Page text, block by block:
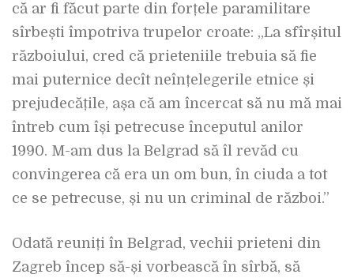
că ar fi făcut parte din forțele paramilitare
sîrbești împotriva trupelor croate: „La sfîrșitul
războiului, cred că prieteniile trebuia să fie
mai puternice decît neînțelegerile etnice și
prejudecățile, așa că am încercat să nu mă mai
întreb cum își petrecuse începutul anilor
1990. M-am dus la Belgrad să îl revăd cu
convingerea că era un om bun, în ciuda a tot
ce se petrecuse, și nu un criminal de război.”
Odată reuniți în Belgrad, vechii prieteni din
Zagreb încep să-și vorbească în sîrbă, să